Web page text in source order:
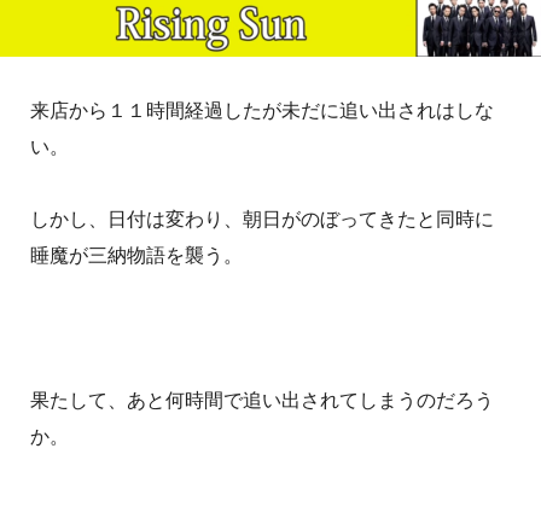
来店から１１時間経過したが未だに追い出されはしな
い。
しかし、日付は変わり、朝日がのぼってきたと同時に
睡魔が三納物語を襲う。
果たして、あと何時間で追い出されてしまうのだろう
か。